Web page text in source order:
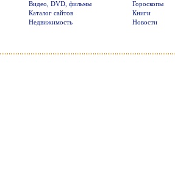
Видео, DVD, фильмы
Гороскопы
Каталог сайтов
Книги
Недвижимость
Новости